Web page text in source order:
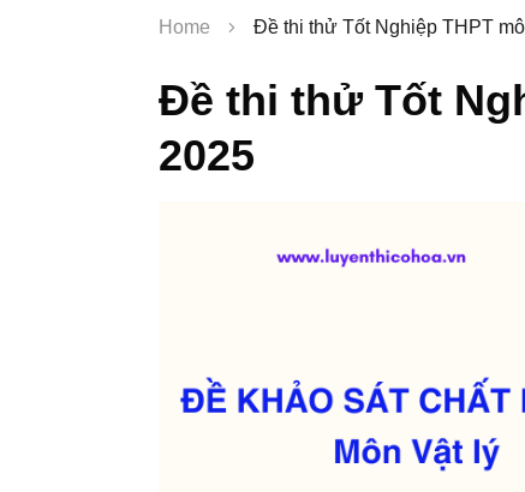
Home Đề thi thử Tốt Nghiệp THPT
Đề thi thử Tốt
2025